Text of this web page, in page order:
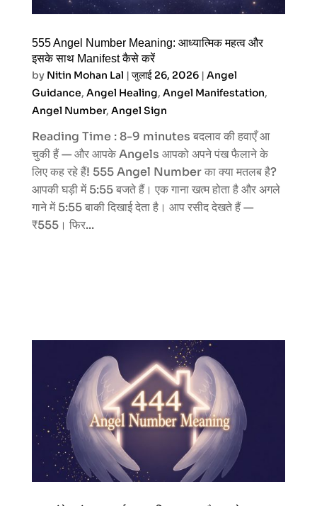
555 Angel Number Meaning: आध्यात्मिक महत्व और
इसके साथ Manifest कैसे करें
by Nitin Mohan Lal | जुलाई 26, 2026| Angel
Guidance, Angel Healing, Angel Manifestation,
Angel Number, Angel Sign
Reading Time : 8-9 minutes बदलाव की हवाएँ आ
चुकी हैं — और आपके Angels आपको अपने पंख फैलाने के
लिए कह रहे हैं! 555 Angel Number का क्या मतलब है?
आपकी घड़ी में 5:55 बजते हैं। एक गाना खत्म होता है और अगले
गाने में 5:55 बाकी दिखाई देता है। आप रसीद देखते हैं —
₹555। फिर...